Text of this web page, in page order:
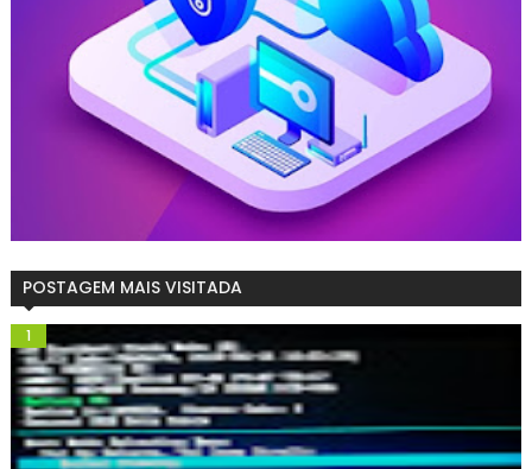
POSTAGEM MAIS VISITADA